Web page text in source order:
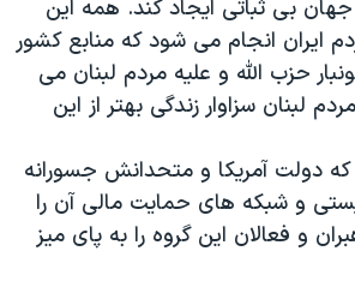
بی ثباتی ایجاد کند. همه این
ایران انجام می شود که منابع کشور
حزب الله و علیه مردم لبنان می
لبنان سزاوار زندگی بهتر از این
که دولت آمریکا و متحدانش جسورانه
و شبکه های حمایت مالی آن را
و فعالان این گروه را به پای میز